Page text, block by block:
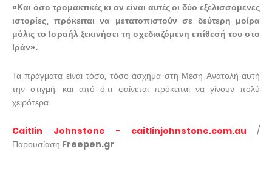
«Και όσο τρομακτικές κι αν είναι αυτές οι δύο εξελισσόμενες
ιστορίες, πρόκειται να μετατοπιστούν σε δεύτερη μοίρα
μόλις το Ισραήλ ξεκινήσει τη σχεδιαζόμενη επίθεσή του στο
Ιράν».
Τα πράγματα είναι τόσο, τόσο άσχημα στη Μέση Ανατολή αυτή
την στιγμή, και από ό,τι φαίνεται πρόκειται να γίνουν πολύ
χειρότερα.
Caitlin Johnstone - caitlinjohnstone.com.au /
Παρουσίαση Freepen.gr